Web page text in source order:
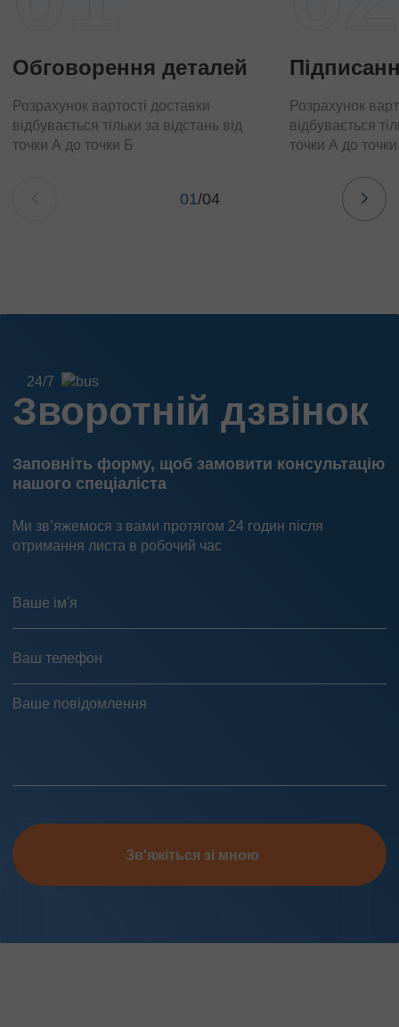
Обговорення деталей
Розрахунок вартості доставки
відбувається тільки за відстань від
точки А до точки Б
Розрахунок
відбувається
точки А до
01/04
24/7
Зворотній дзвінок
Заповніть форму, щоб замовити консультацію
нашого спеціаліста
Ми зв’яжемося з вами протягом 24 годин після
отримання листа в робочий час
Зв'яжіться зі мною